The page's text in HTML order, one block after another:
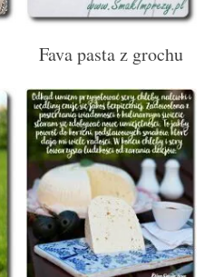
Fava pasta z grochu